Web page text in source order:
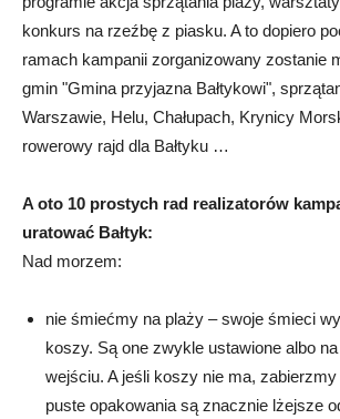
konkurs na rzeźbę z piasku. A to dopiero
ramach kampanii zorganizowany zostanie
gmin "Gmina przyjazna Bałtykowi",
Warszawie, Helu, Chałupach, Krynicy
rowerowy rajd dla Bałtyku …
A oto 10 prostych rad realizatorów
uratować Bałtyk:
Nad morzem:
nie śmiećmy na plaży – swoje śmieci
koszy. Są one zwykle ustawione albo
wejściu. A jeśli koszy nie ma,
puste opakowania są znacznie lżejsze